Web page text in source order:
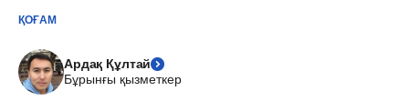
ҚОҒАМ
Ардақ Құлтай
Бұрынғы қызметкер